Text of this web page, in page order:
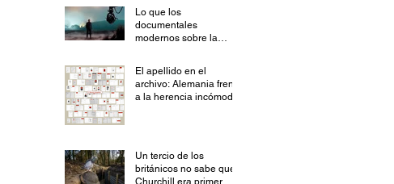
Lo que los
documentales
modernos sobre la
El apellido en el
archivo: Alemania frente
a la herencia incómoda
Un tercio de los
británicos no sabe que
Churchill era primer